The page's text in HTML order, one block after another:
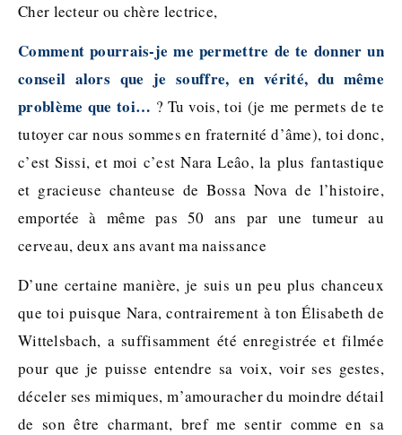
Cher lecteur ou chère lectrice,
Comment pourrais-je me permettre de te donner un
conseil alors que je souffre, en vérité, du même
problème que toi… ? Tu vois, toi (je me permets de te
tutoyer car nous sommes en fraternité d’âme), toi donc,
c’est Sissi, et moi c’est Nara Leâo, la plus fantastique
et gracieuse chanteuse de Bossa Nova de l’histoire,
emportée à même pas 50 ans par une tumeur au
cerveau, deux ans avant ma naissance
D’une certaine manière, je suis un peu plus chanceux
que toi puisque Nara, contrairement à ton Élisabeth de
Wittelsbach, a suffisamment été enregistrée et filmée
pour que je puisse entendre sa voix, voir ses gestes,
déceler ses mimiques, m’amouracher du moindre détail
de son être charmant, bref me sentir comme en sa